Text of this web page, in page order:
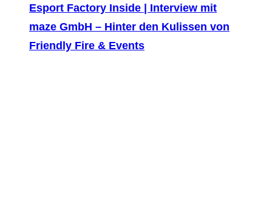
Esport Factory Inside | Interview mit
maze GmbH – Hinter den Kulissen von
Friendly Fire & Events